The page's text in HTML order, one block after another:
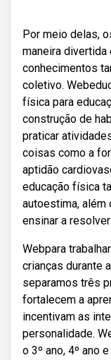
Por meio delas,
maneira divertida
conhecimentos
coletivo.
física para
construção de
praticar
coisas como a
aptidão
educação física
autoestima, além
ensinar a
Webpara
crianças durante
separamos três
fortalecem a
incentivam as
personalidade.
o 3º ano, 4º ano